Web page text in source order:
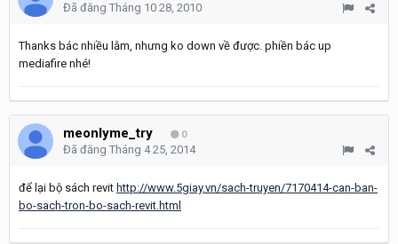
Đã đăng Tháng 10 28, 2010
Thanks bác nhiều lằm, nhưng ko down về được. phiền bác up
mediafire nhé!
meonlyme_try 0
Đã đăng Tháng 4 25, 2014
để lại bộ sách revit http://www.5giay.vn/sach-truyen/7170414-can-ban-
bo-sach-tron-bo-sach-revit.html